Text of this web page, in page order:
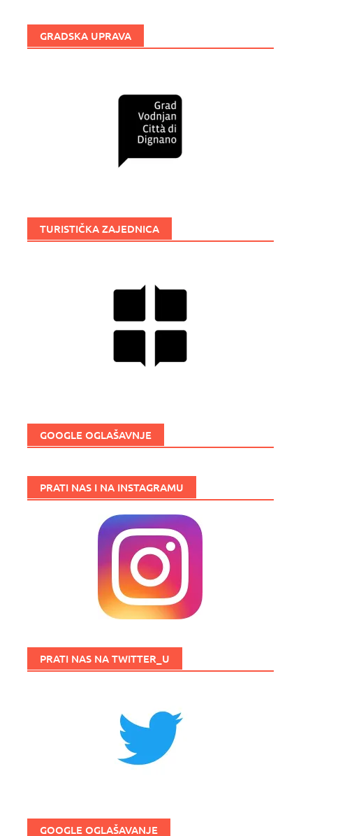
GRADSKA UPRAVA
TURISTIČKA ZAJEDNICA
GOOGLE OGLAŠAVNJE
PRATI NAS I NA INSTAGRAMU
PRATI NAS NA TWITTER_U
GOOGLE OGLAŠAVANJE